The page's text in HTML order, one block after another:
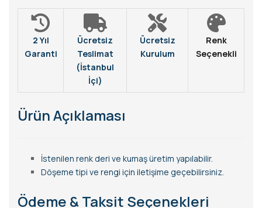
2 Yıl
Garanti
Ücretsiz
Teslimat
(İstanbul
İçi)
Ücretsiz
Kurulum
Renk
Seçenekli
Ürün Açıklaması
İstenilen renk deri ve kumaş üretim yapılabilir.
Döşeme tipi ve rengi için iletişime geçebilirsiniz.
Ödeme & Taksit Seçenekleri